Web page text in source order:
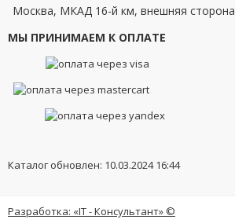
Москва, МКАД 16-й км, внешняя сторона
МЫ ПРИНИМАЕМ К ОПЛАТЕ
Каталог обновлен: 10.03.2024 16:44
Разработка: «IT - Консультант» ©